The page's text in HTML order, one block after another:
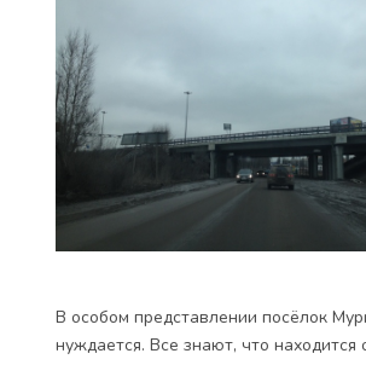
В особом представлении посёлок
нуждается. Все знают, что находится